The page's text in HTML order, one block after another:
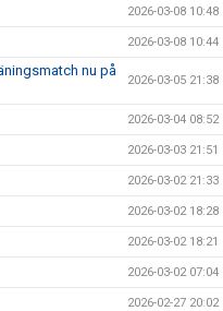
2026-03-08 10:48
2026-03-08 10:44
nu på
2026-03-05 21:38
2026-03-04 08:52
2026-03-03 21:51
2026-03-02 21:33
2026-03-02 18:28
2026-03-02 18:21
2026-03-02 07:04
2026-02-27 20:02